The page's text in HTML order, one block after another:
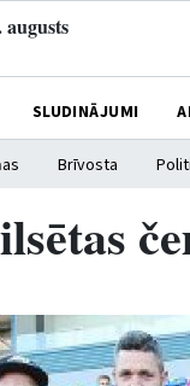
SLUDINĀJUMI
Brīvosta